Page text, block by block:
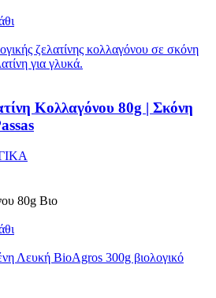
Κολλαγόνου 80g | Σκόνη
80g Βιο